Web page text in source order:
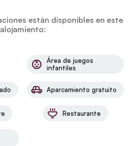
están disponibles en este
alojamiento:
Área de juegos
infantiles
Aparcamiento gratuito
Restaurante